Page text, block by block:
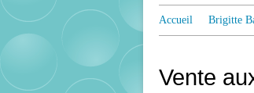
Accueil Brigitte
Vente